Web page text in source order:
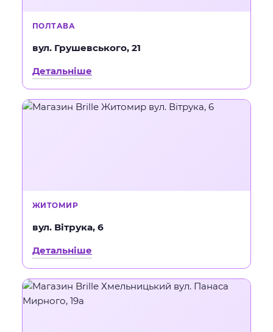
ПОЛТАВА
вул. Грушевського, 21
Детальніше
ЖИТОМИР
вул. Вітрука, 6
Детальніше